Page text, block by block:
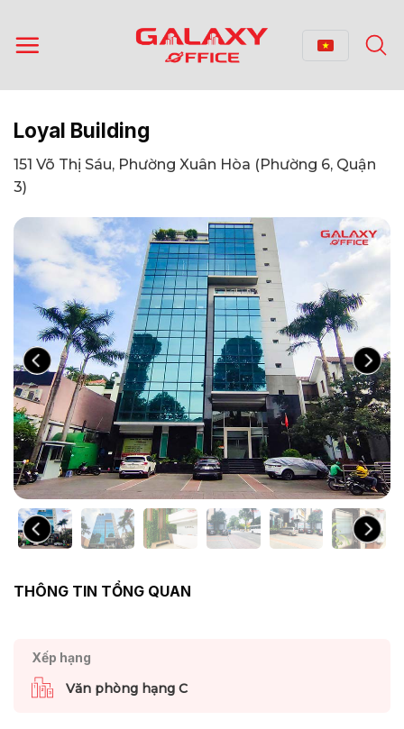
qua
nội
Loyal Building
151 Võ Thị Sáu, Phường Xuân Hòa (Phường 6, Quận
3)
THÔNG TIN TỔNG QUAN
Xếp hạng
Văn phòng hạng C